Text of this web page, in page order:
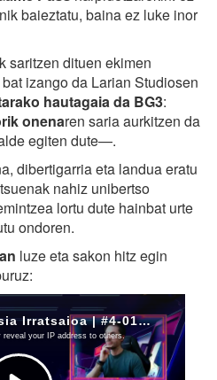
baieztatu, baina ez luke inor
saritzen dituen ekimen
izango da Larian Studiosen
hautagaia da BG3:
onenaren saria aurkitzen da
egiten dute—.
dibertigarria eta landua eratu
nahiz unibertso
lortu dute hainbat urte
ondoren.
luze eta sakon hitz egin